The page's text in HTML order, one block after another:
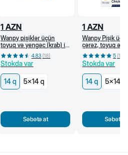
1 AZN
Wanpy pişiklər üçün
toyuq və yengəc (krab) ilə
krem çərəz, 14 q
4.83(18)
Stokda var
14 q 5x14 q
Səbətə at
1 AZN
Wanpy Pişik
çərəz, toyuq əti
5(18
Stokda var
14 q 5x14 q
Səbətə